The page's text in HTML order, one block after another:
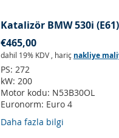
Katalizör BMW 530i
€465,00
dahil 19% KDV , hariç nakliye
PS: 272
kW: 200
Motor kodu: N53B30OL
Euronorm: Euro 4
Daha fazla bilgi